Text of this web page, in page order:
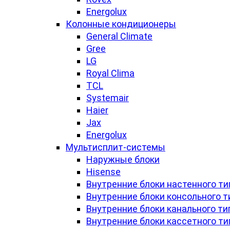
Energolux
Колонные кондиционеры
General Climate
Gree
LG
Royal Clima
TCL
Systemair
Haier
Jax
Energolux
Мультисплит-системы
Наружные блоки
Hisense
Внутренние блоки настенного
Внутренние блоки консольного
Внутренние блоки канального
Внутренние блоки кассетного